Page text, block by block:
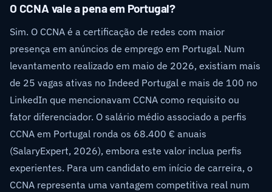
O CCNA vale a pena em Portugal?
Sim. O CCNA é a certificação de redes com maior
presença em anúncios de emprego em Portugal. Num
levantamento realizado em maio de 2026, existiam mais
de 25 vagas ativas no Indeed Portugal e mais de 100 no
LinkedIn que mencionavam CCNA como requisito ou
fator diferenciador. O salário médio associado a perfis
CCNA em Portugal ronda os 68.400 € anuais
(SalaryExpert, 2026), embora este valor inclua perfis
experientes. Para um candidato em início de carreira, o
CCNA representa uma vantagem competitiva real num